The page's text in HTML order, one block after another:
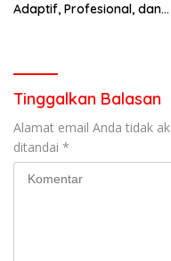
Adaptif, Profesional, dan
Tinggalkan Balasan
Alamat email Anda tidak
ditandai *